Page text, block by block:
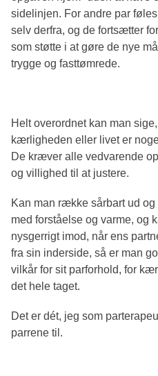
sidelinjen. For andre par
selv derfra, og de fortsætter
som støtte i at gøre de nye
trygge og fasttømrede.
Helt overordnet kan man
kærligheden eller livet er
De kræver alle vedvarende
og villighed til at justere.
Kan man række sårbart ud
med forståelse og varme, og
nysgerrigt imod, når ens
fra sin inderside, så er man
vilkår for sit parforhold, for
det hele taget.
Det er dét, jeg som
parrene til.